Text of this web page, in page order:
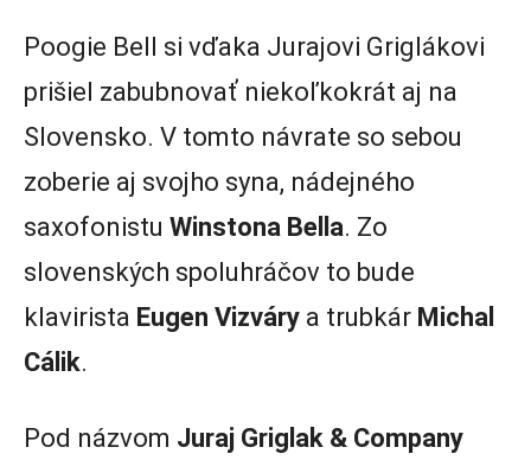
Poogie Bell si vďaka Jurajovi Griglákovi
prišiel zabubnovať niekoľkokrát aj na
Slovensko. V tomto návrate so sebou
zoberie aj svojho syna, nádejného
saxofonistu Winstona Bella. Zo
slovenských spoluhráčov to bude
klavirista Eugen Vizváry a trubkár Michal
Cálik.
Pod názvom Juraj Griglak & Company